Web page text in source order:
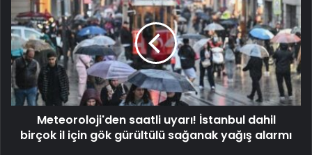
Meteoroloji'den saatli uyarı! İstanbul dahil
birçok il için gök gürültülü sağanak yağış alarmı